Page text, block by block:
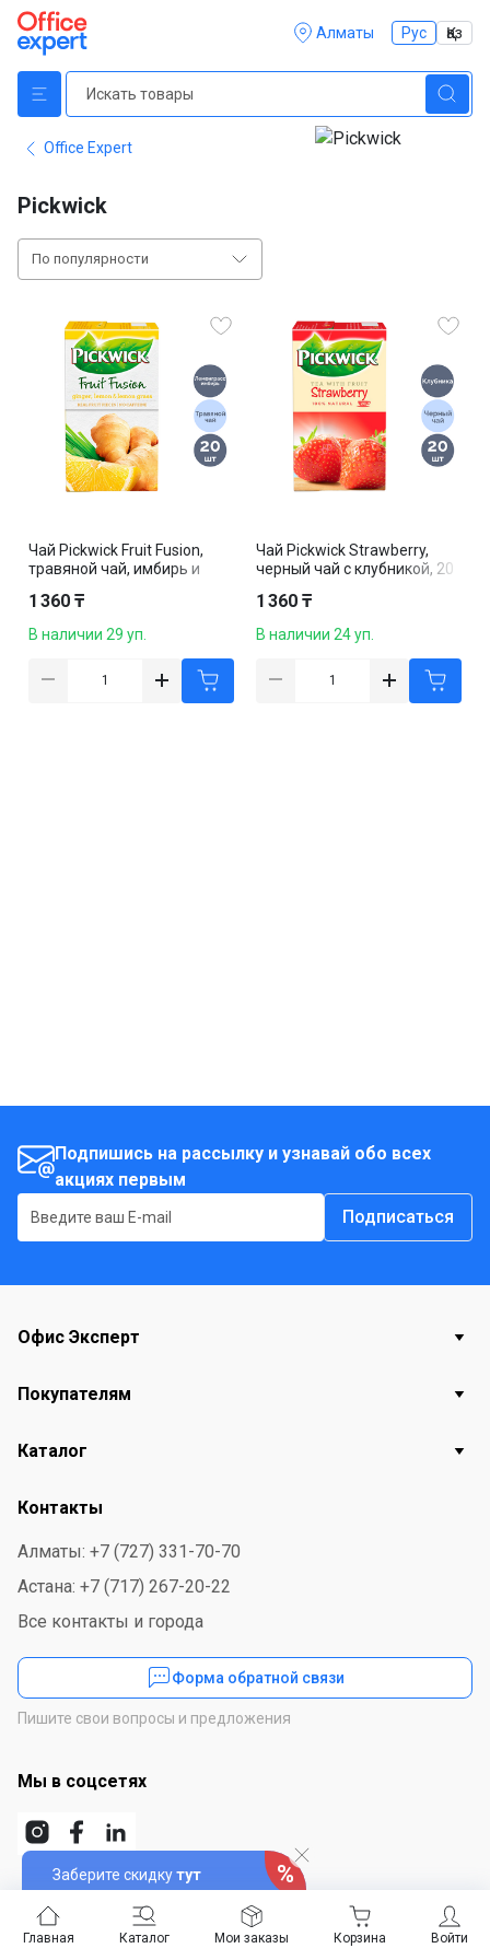
Алматы Рус Қаз
Главная Каталог Войти
Мои заказы Корзина
Office Expert
Pickwick
По популярности
Чай Pickwick Fruit Fusion,
травяной чай, имбирь и
1 360 ₸
В наличии 29 уп.
Чай Pickwick Strawberry,
черный чай с клубникой, 20
1 360 ₸
В наличии 24 уп.
Подпишись на рассылку и узнавай обо всех
акциях первым
Подписаться
Заберите скидкутут
Офис Эксперт
Покупателям
Каталог
Контакты
Алматы: +7 (727) 331-70-70
Астана: +7 (717) 267-20-22
Все контакты и города
Форма обратной связи
Пишите свои вопросы и предложения
Мы в соцсетях